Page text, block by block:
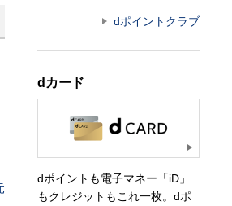
dポイントクラブ
dカード
dポイントも電子マネー「iD」
もクレジットもこれ一枚。dポ